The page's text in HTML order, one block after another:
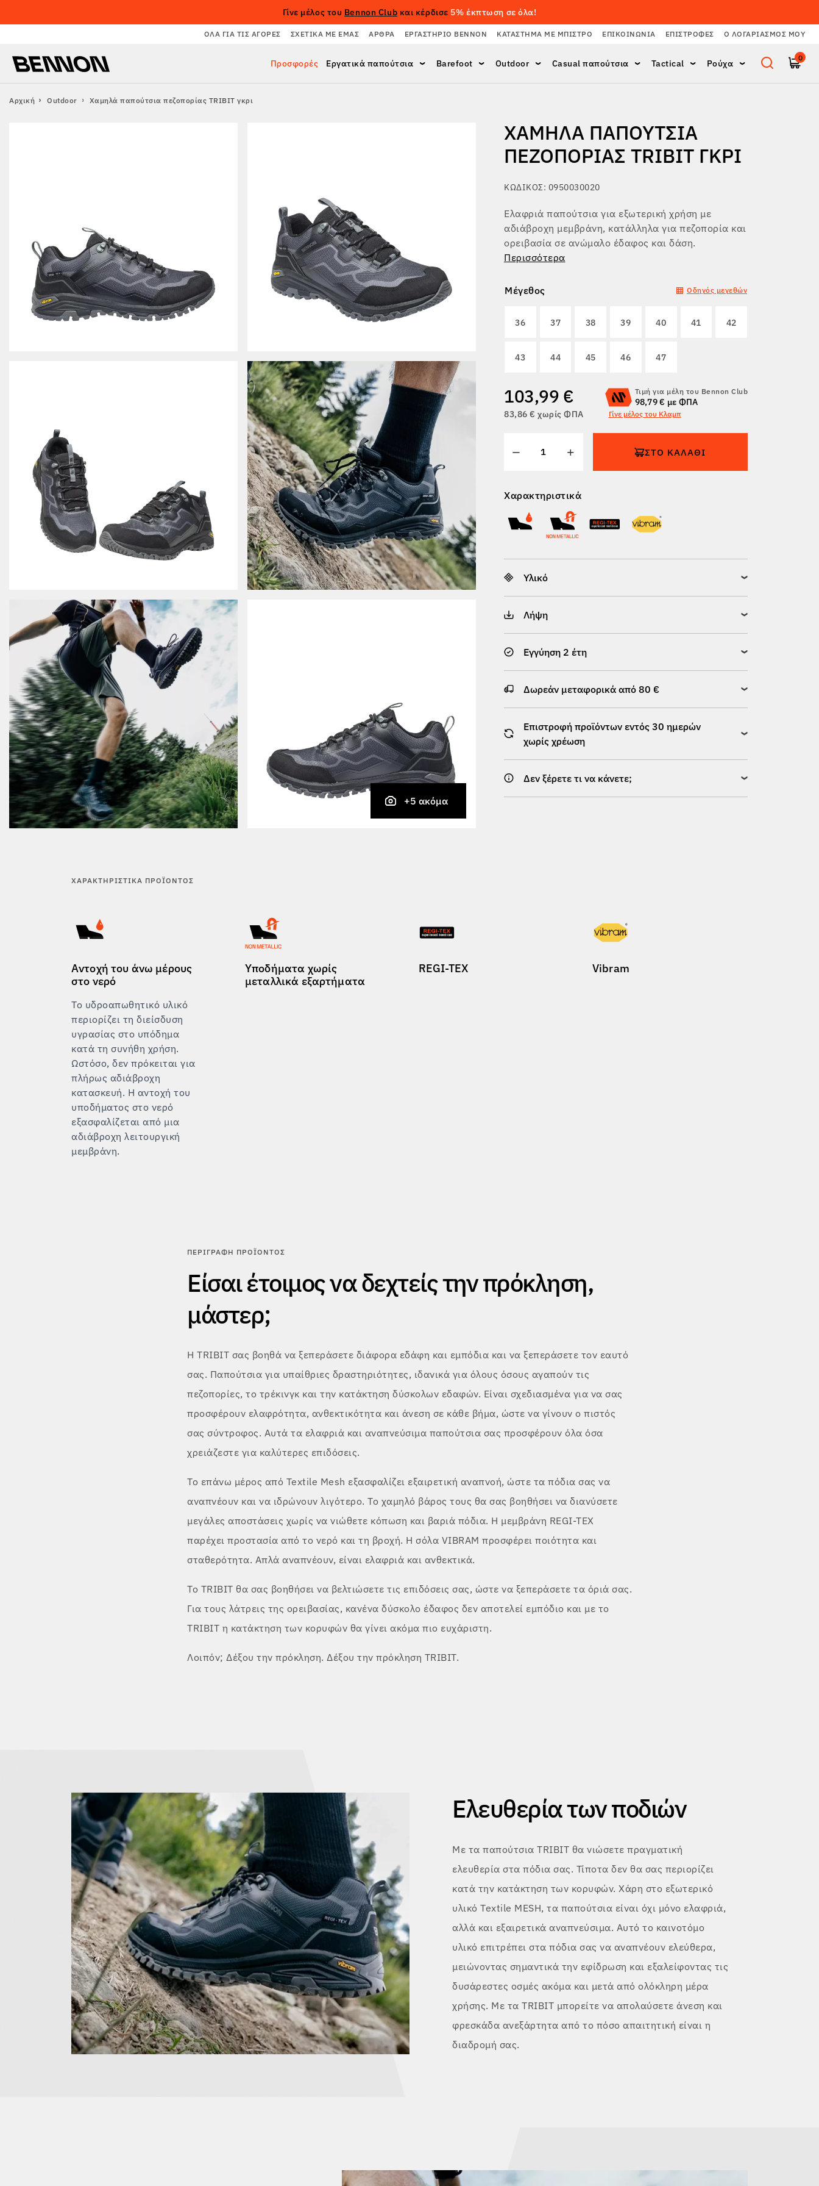
Γίνε μέλος του Bennon Club και κέρδισε 5% έκπτωση σε όλα!
ΌΛΑ ΓΙΑ ΤΙΣ ΑΓΟΡΈΣ ΣΧΕΤΙΚΆ ΜΕ ΕΜΆΣ ΆΡΘΡΑ ΕΡΓΑΣΤΉΡΙΟ BENNON ΚΑΤΆΣΤΗΜΑ ΜΕ ΜΠΙΣΤΡΌ ΕΠΙΚΟΙΝΩΝΊΑ ΕΠΙΣΤΡΟΦΈΣ Ο ΛΟΓΑΡΙΑΣΜΌΣ ΜΟΥ
Προσφορές Εργατικά παπούτσια Barefoot Outdoor Casual παπούτσια Tactical Ρούχα
0
Αρχική Outdoor Χαμηλά παπούτσια πεζοπορίας TRIBIT γκρι
+5 ακόμα
ΧΑΜΗΛΆ ΠΑΠΟΎΤΣΙΑ
ΠΕΖΟΠΟΡΊΑΣ TRIBIT ΓΚΡΙ
ΚΩΔΙΚΌΣ: 0950030020
Μέγεθος Οδηγός μεγεθών
36 37 38 39 40 41 42
43 44 45 46 47
103,99 €
83,86 € χωρίς ΦΠΑ
Τιμή για μέλη του Bennon Club
98,79 € με ΦΠΑ
Γίνε μέλος του Κλαμπ
ΣΤΟ ΚΑΛΆΘΙ
Χαρακτηριστικά
Ελαφριά παπούτσια για εξωτερική χρήση με
αδιάβροχη μεμβράνη, κατάλληλα για πεζοπορία και
ορειβασία σε ανώμαλο έδαφος και δάση.
Περισσότερα
Υλικό
Λήψη
Εγγύηση 2 έτη
Δωρεάν μεταφορικά από 80 €
Επιστροφή προϊόντων εντός 30 ημερών
χωρίς χρέωση
Δεν ξέρετε τι να κάνετε;
ΧΑΡΑΚΤΗΡΙΣΤΙΚΆ ΠΡΟΪΌΝΤΟΣ
Αντοχή του άνω μέρους
στο νερό
Το υδροαπωθητικό υλικό
περιορίζει τη διείσδυση
υγρασίας στο υπόδημα
κατά τη συνήθη χρήση.
Ωστόσο, δεν πρόκειται για
πλήρως αδιάβροχη
κατασκευή. Η αντοχή του
υποδήματος στο νερό
εξασφαλίζεται από μια
αδιάβροχη λειτουργική
μεμβράνη.
Υποδήματα χωρίς
μεταλλικά εξαρτήματα
REGI-TEX Vibram
ΠΕΡΙΓΡΑΦΉ ΠΡΟΪΌΝΤΟΣ
Είσαι έτοιμος να δεχτείς την πρόκληση,
μάστερ;
Η TRIBIT σας βοηθά να ξεπεράσετε διάφορα εδάφη και εμπόδια και να ξεπεράσετε τον εαυτό
σας. Παπούτσια για υπαίθριες δραστηριότητες, ιδανικά για όλους όσους αγαπούν τις
πεζοπορίες, το τρέκινγκ και την κατάκτηση δύσκολων εδαφών. Είναι σχεδιασμένα για να σας
προσφέρουν ελαφρότητα, ανθεκτικότητα και άνεση σε κάθε βήμα, ώστε να γίνουν ο πιστός
σας σύντροφος. Αυτά τα ελαφριά και αναπνεύσιμα παπούτσια σας προσφέρουν όλα όσα
χρειάζεστε για καλύτερες επιδόσεις.
Το επάνω μέρος από Textile Mesh εξασφαλίζει εξαιρετική αναπνοή, ώστε τα πόδια σας να
αναπνέουν και να ιδρώνουν λιγότερο. Το χαμηλό βάρος τους θα σας βοηθήσει να διανύσετε
μεγάλες αποστάσεις χωρίς να νιώθετε κόπωση και βαριά πόδια. Η μεμβράνη REGI-TEX
παρέχει προστασία από το νερό και τη βροχή. Η σόλα VIBRAM προσφέρει ποιότητα και
σταθερότητα. Απλά αναπνέουν, είναι ελαφριά και ανθεκτικά.
Το TRIBIT θα σας βοηθήσει να βελτιώσετε τις επιδόσεις σας, ώστε να ξεπεράσετε τα όριά σας.
Για τους λάτρεις της ορειβασίας, κανένα δύσκολο έδαφος δεν αποτελεί εμπόδιο και με το
TRIBIT η κατάκτηση των κορυφών θα γίνει ακόμα πιο ευχάριστη.
Λοιπόν; Δέξου την πρόκληση. Δέξου την πρόκληση TRIBIT.
Ελευθερία των ποδιών
Με τα παπούτσια TRIBIT θα νιώσετε πραγματική
ελευθερία στα πόδια σας. Τίποτα δεν θα σας περιορίζει
κατά την κατάκτηση των κορυφών. Χάρη στο εξωτερικό
υλικό Textile MESH, τα παπούτσια είναι όχι μόνο ελαφριά,
αλλά και εξαιρετικά αναπνεύσιμα. Αυτό το καινοτόμο
υλικό επιτρέπει στα πόδια σας να αναπνέουν ελεύθερα,
μειώνοντας σημαντικά την εφίδρωση και εξαλείφοντας τις
δυσάρεστες οσμές ακόμα και μετά από ολόκληρη μέρα
χρήσης. Με τα TRIBIT μπορείτε να απολαύσετε άνεση και
φρεσκάδα ανεξάρτητα από το πόσο απαιτητική είναι η
διαδρομή σας.